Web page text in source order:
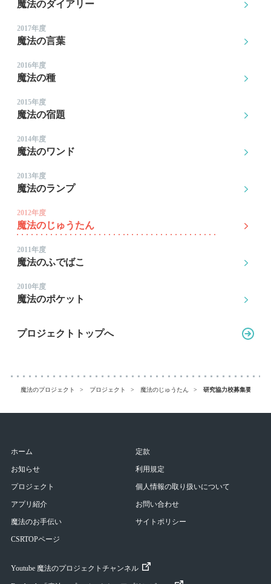
魔法のプロジェクト プロジェクト 魔法のじゅうたん 研究協力校募集要項 （
魔法のダイアリー
2017年度
魔法の言葉
2016年度
魔法の種
2015年度
魔法の宿題
2014年度
魔法のワンド
2013年度
魔法のランプ
2012年度
魔法のじゅうたん
2011年度
魔法のふでばこ
2010年度
魔法のポケット
プロジェクトトップへ
ホーム
お知らせ
プロジェクト
アプリ紹介
魔法のお手伝い
CSRTOPページ
定款
利用規定
個人情報の取り扱いについて
お問い合わせ
サイトポリシー
Youtube 魔法のプロジェクトチャンネル